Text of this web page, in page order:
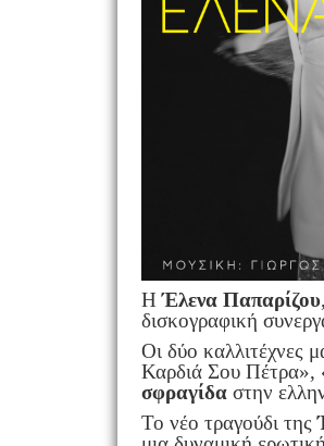
ΗΈλενα Παπαρίζου
δισκογραφική
Οι δύο καλλιτέχνες
Καρδιά Σου Πέτρα»,
σφραγίδαστην
Το νέο τραγούδι της